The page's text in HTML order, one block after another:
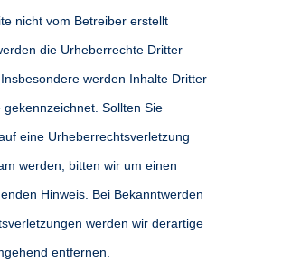
nicht vom Betreiber erstellt
die Urheberrechte Dritter
werden Inhalte Dritter
gekennzeichnet. Sollten Sie
eine Urheberrechtsverletzung
werden, bitten wir um einen
Hinweis. Bei Bekanntwerden
werden wir derartige
entfernen.